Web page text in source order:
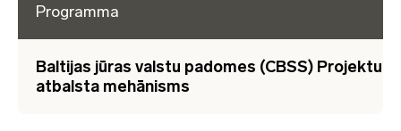
Programma
Baltijas jūras valstu padomes (CBSS) Projektu
atbalsta mehānisms